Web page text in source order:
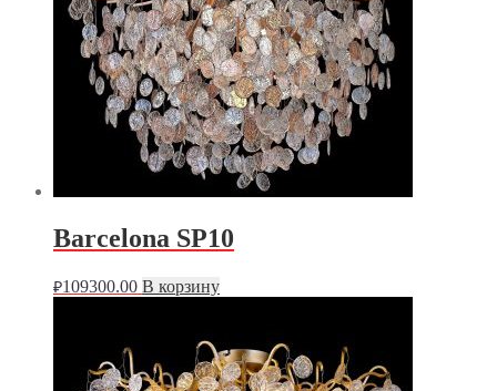
Barcelona SP10
₽109300.00 В корзину